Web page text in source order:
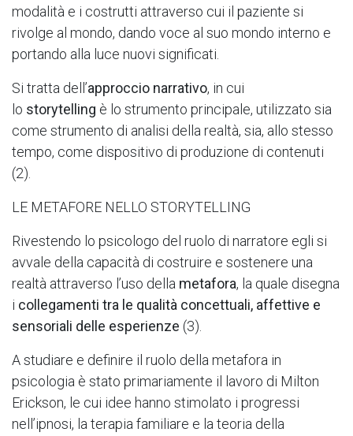
modalità e i costrutti attraverso cui il paziente si
rivolge al mondo, dando voce al suo mondo interno e
portando alla luce nuovi significati.
Si tratta dell’approccio narrativo, in cui
lo storytelling è lo strumento principale, utilizzato sia
come strumento di analisi della realtà, sia, allo stesso
tempo, come dispositivo di produzione di contenuti
(2).
LE METAFORE NELLO STORYTELLING
Rivestendo lo psicologo del ruolo di narratore egli si
avvale della capacità di costruire e sostenere una
realtà attraverso l’uso della metafora, la quale disegna
i collegamenti tra le qualità concettuali, affettive e
sensoriali delle esperienze (3).
A studiare e definire il ruolo della metafora in
psicologia è stato primariamente il lavoro di Milton
Erickson, le cui idee hanno stimolato i progressi
nell’ipnosi, la terapia familiare e la teoria della